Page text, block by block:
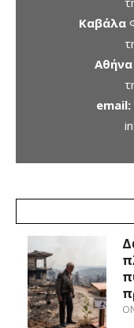
Καβάλα
Αθήνα
email: